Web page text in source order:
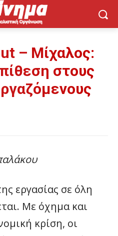
– Μίχαλος:
στους
εργασίας σε όλη
Με όχημα και
κρίση, οι